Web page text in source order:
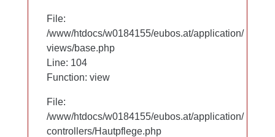
File:
/www/htdocs/w0184155/eubos.at/application/
views/base.php
Line: 104
Function: view
File:
/www/htdocs/w0184155/eubos.at/application/
controllers/Hautpflege.php
File:
/www/htdocs/w0184155/eubos.at/application/
views/base.php
Line: 104
Function: view
File:
/www/htdocs/w0184155/eubos.at/application/
controllers/Hautpflege.php